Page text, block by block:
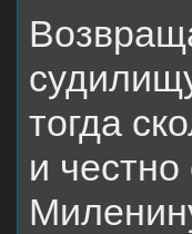
тогда
и